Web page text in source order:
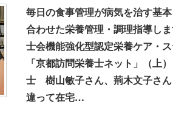
毎日の食事管理が病気を治す基
合わせた栄養管理・調理指導し
士会機能強化型認定栄養ケア・
「京都訪問栄養士ネット」（
士 樹山敏子さん、荊木文子さん
違って在宅…